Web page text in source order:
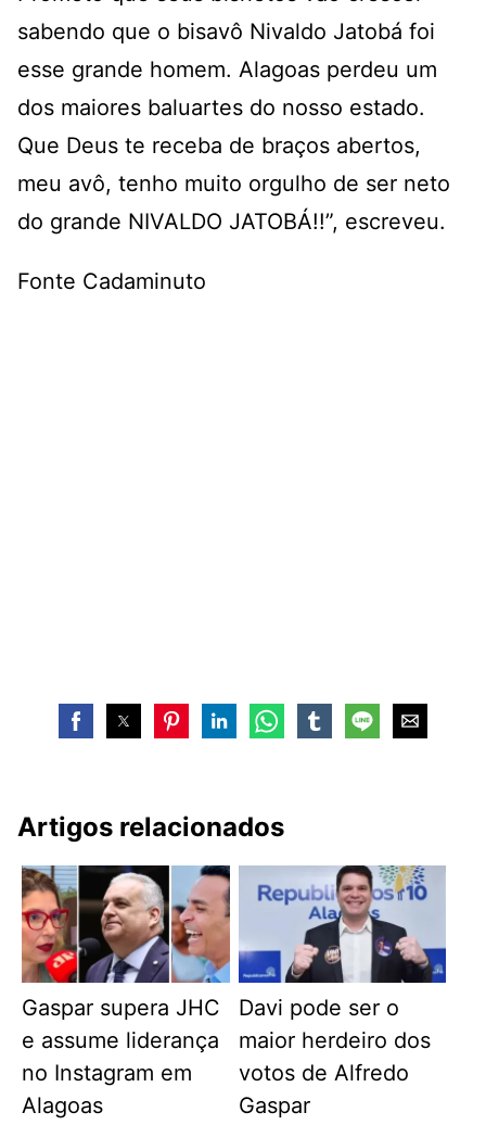
sabendo que o bisavô Nivaldo Jatobá foi
esse grande homem. Alagoas perdeu um
dos maiores baluartes do nosso estado.
Que Deus te receba de braços abertos,
meu avô, tenho muito orgulho de ser neto
do grande NIVALDO JATOBÁ!!”, escreveu.
Fonte Cadaminuto
Artigos relacionados
Gaspar supera JHC
e assume liderança
no Instagram em
Alagoas
Davi pode ser o
maior herdeiro dos
votos de Alfredo
Gaspar